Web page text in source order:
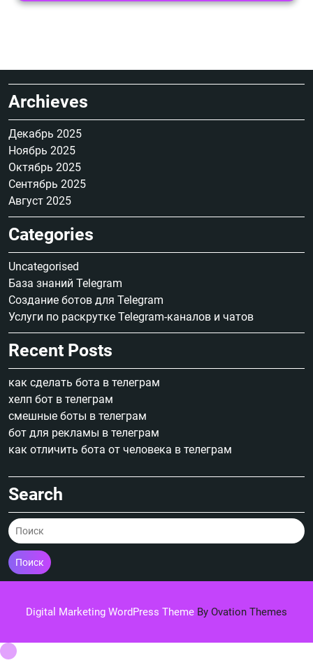
Archieves
Декабрь 2025
Ноябрь 2025
Октябрь 2025
Сентябрь 2025
Август 2025
Categories
Uncategorised
База знаний Telegram
Создание ботов для Telegram
Услуги по раскрутке Telegram-каналов и чатов
Recent Posts
как сделать бота в телеграм
хелп бот в телеграм
смешные боты в телеграм
бот для рекламы в телеграм
как отличить бота от человека в телеграм
Search
Поиск
Digital Marketing WordPress Theme By Ovation Themes